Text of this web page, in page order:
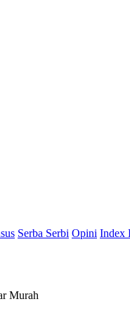
Serba Serbi Opini Index
Murah